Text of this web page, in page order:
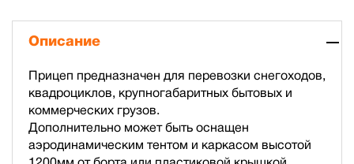
Описание
Прицеп предназначен для перевозки снегоходов,
квадроциклов, крупногабаритных бытовых и
коммерческих грузов.
Дополнительно может быть оснащен
аэродинамическим тентом и каркасом высотой